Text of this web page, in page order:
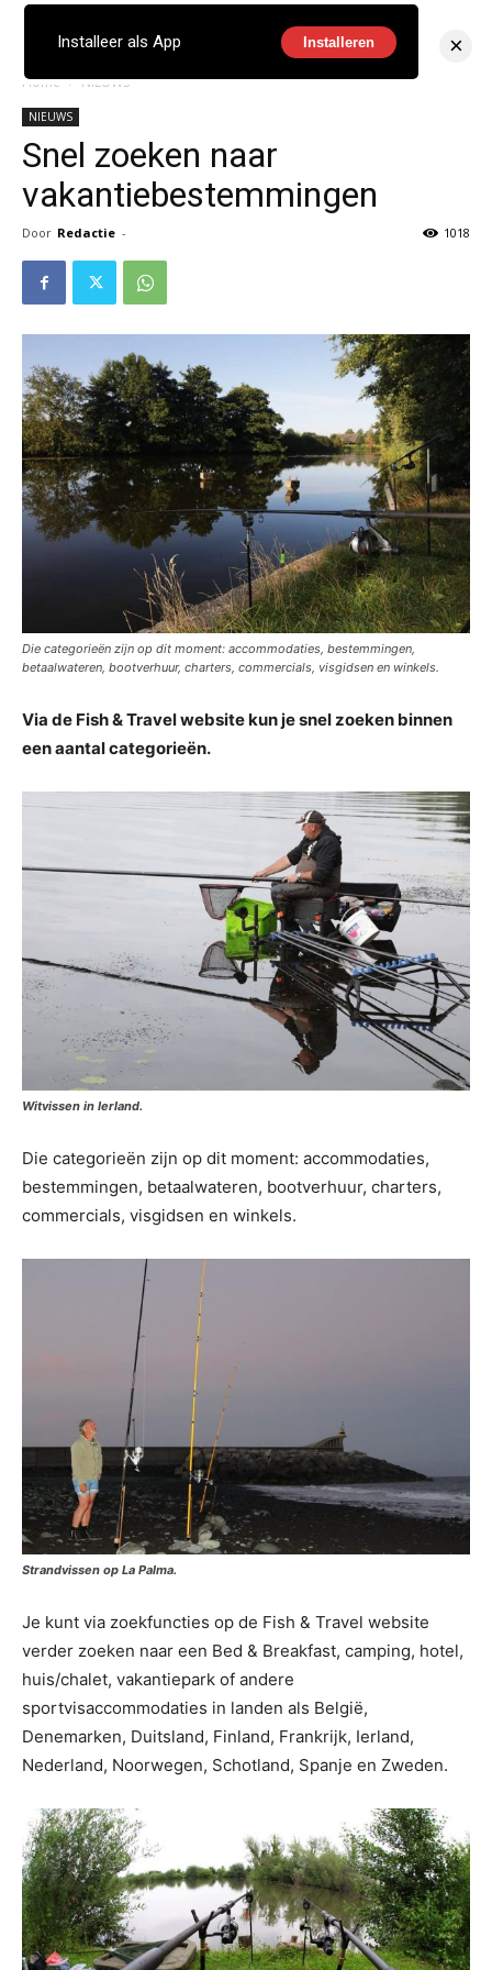
Home NIEUWS
NIEUWS
Snel zoeken naar
vakantiebestemmingen
Door Redactie - 1018
Die categorieën zijn op dit moment: accommodaties, bestemmingen,
betaalwateren, bootverhuur, charters, commercials, visgidsen en winkels.
Via de Fish & Travel website kun je snel zoeken binnen
een aantal categorieën.
Witvissen in Ierland.
Die categorieën zijn op dit moment: accommodaties,
bestemmingen, betaalwateren, bootverhuur, charters,
commercials, visgidsen en winkels.
Strandvissen op La Palma.
Je kunt via zoekfuncties op de Fish & Travel website
verder zoeken naar een Bed & Breakfast, camping, hotel,
huis/chalet, vakantiepark of andere
sportvisaccommodaties in landen als België,
Denemarken, Duitsland, Finland, Frankrijk, Ierland,
Nederland, Noorwegen, Schotland, Spanje en Zweden.
Installeer als App Installeren ×